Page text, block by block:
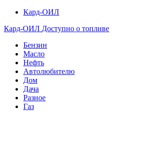
Кард-ОИЛ
Кард-ОИЛ Доступно о топливе
Бензин
Масло
Нефть
Автолюбителю
Дом
Дача
Разное
Газ